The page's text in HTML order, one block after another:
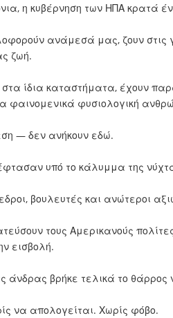
η κυβέρνηση των ΗΠΑ κρατά
ανάμεσά μας, ζουν
ζωή.
στα ίδια καταστήματα, έχουν
φαινομενικά φυσιολογική
— δεν ανήκουν εδώ.
υπό το κάλυμμα της
βουλευτές και ανώτεροι
τους Αμερικανούς
εισβολή.
άνδρας βρήκε τελικά το θάρρος
να απολογείται. Χωρίς φόβο.